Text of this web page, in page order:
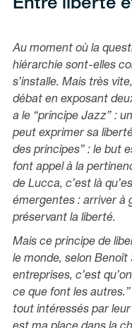
Entre liberté
Au moment où la
hiérarchie sont-elles
s’installe. Mais très
débat en exposant
a le “principe Jazz” :
peut exprimer sa
des principes” : le but
font appel à la
de Lucca, c’est là
émergentes : arriver à
préservant la liberté.
Mais ce principe de
le monde, selon Benoît
entreprises, c’est
ce que font les autres.”
tout intéressés par